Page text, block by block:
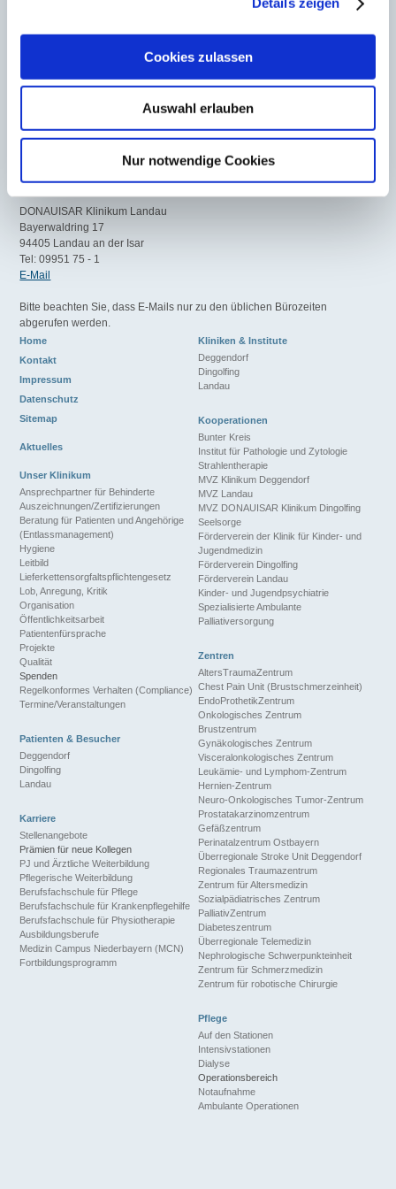
Cookies zulassen
Auswahl erlauben
Nur notwendige Cookies
Perlasberger Str. 41
E-Mail
DONAUISAR Klinikum Dingolfing
Teisbacher Straße 1
E-Mail
DONAUISAR Klinikum Landau
Bayerwaldring 17
94405 Landau an der Isar
Tel: 09951 75 - 1
E-Mail
Bitte beachten Sie, dass E-Mails nur zu den üblichen Bürozeiten
abgerufen werden.
Home
Kontakt
Impressum
Datenschutz
Sitemap
Aktuelles
Unser Klinikum
Ansprechpartner für Behinderte
Auszeichnungen/Zertifizierungen
Beratung für Patienten und Angehörige
(Entlassmanagement)
Hygiene
Leitbild
Lieferkettensorgfaltspflichtengesetz
Lob, Anregung, Kritik
Organisation
Öffentlichkeitsarbeit
Patientenfürsprache
Projekte
Qualität
Spenden
Regelkonformes Verhalten (Compliance)
Termine/Veranstaltungen
Kliniken & Institute
Deggendorf
Dingolfing
Landau
Kooperationen
Bunter Kreis
Institut für Pathologie und Zytologie
Strahlentherapie
MVZ Klinikum Deggendorf
MVZ Landau
MVZ DONAUISAR Klinikum Dingolfing
Seelsorge
Förderverein der Klinik für Kinder- und
Jugendmedizin
Förderverein Dingolfing
Förderverein Landau
Kinder- und Jugendpsychiatrie
Spezialisierte Ambulante
Palliativersorgung
Zentren
AltersTraumaZentrum
Chest Pain Unit (Brustschmerzeinheit)
EndoProthetikZentrum
Onkologisches Zentrum
Brustzentrum
Gynäkologisches Zentrum
Visceralonkologisches Zentrum
Leukämie- und Lymphom-Zentrum
Hernien-Zentrum
Neuro-Onkologisches Tumor-Zentrum
Prostatakarzinomzentrum
Gefäßzentrum
Perinatalzentrum Ostbayern
Überregionale Stroke Unit Deggendorf
Regionales Traumazentrum
Zentrum für Altersmedizin
Sozialpädiatrisches Zentrum
PalliativZentrum
Diabeteszentrum
Überregionale Telemedizin
Nephrologische Schwerpunkteinheit
Zentrum für Schmerzmedizin
Zentrum für robotische Chirurgie
Pflege
Auf den Stationen
Intensivstationen
Dialyse
Operationsbereich
Notaufnahme
Ambulante Operationen
Patienten & Besucher
Deggendorf
Dingolfing
Landau
Karriere
Stellenangebote
Prämien für neue Kollegen
PJ und Ärztliche Weiterbildung
Pflegerische Weiterbildung
Berufsfachschule für Pflege
Berufsfachschule für Krankenpflegehilfe
Berufsfachschule für Physiotherapie
Ausbildungsberufe
Medizin Campus Niederbayern (MCN)
Fortbildungsprogramm